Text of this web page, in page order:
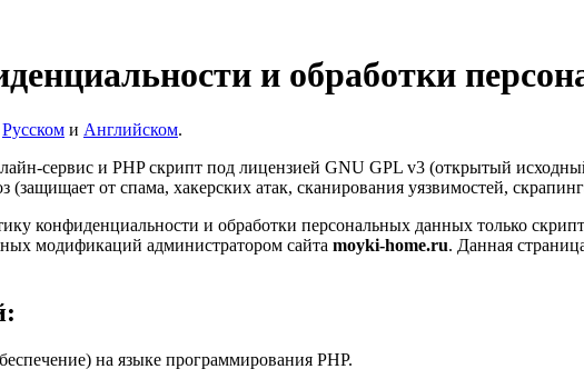
и обработки
Русском и Английском.
сервис и PHP скрипт под лицензией GNU GPL v3 (открытый
(защищает от спама, хакерских атак, сканирования уязвимостей,
конфиденциальности и обработки персональных данных только
модификаций администратором сайта moyki-home.ru. Данная
на языке программирования PHP.